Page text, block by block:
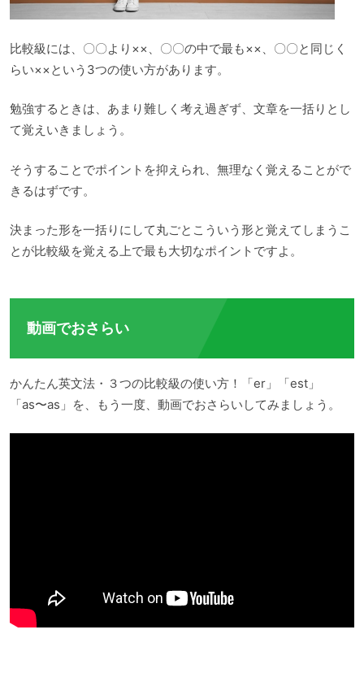
比較級には、〇〇より××、〇〇の中で最も××、〇〇と同じく
らい××という3つの使い方があります。
勉強するときは、あまり難しく考え過ぎず、文章を一括りとし
て覚えいきましょう。
そうすることでポイントを抑えられ、無理なく覚えることがで
きるはずです。
決まった形を一括りにして丸ごとこういう形と覚えてしまうこ
とが比較級を覚える上で最も大切なポイントですよ。
動画でおさらい
かんたん英文法・３つの比較級の使い方！「er」「est」
「as〜as」を、もう一度、動画でおさらいしてみましょう。